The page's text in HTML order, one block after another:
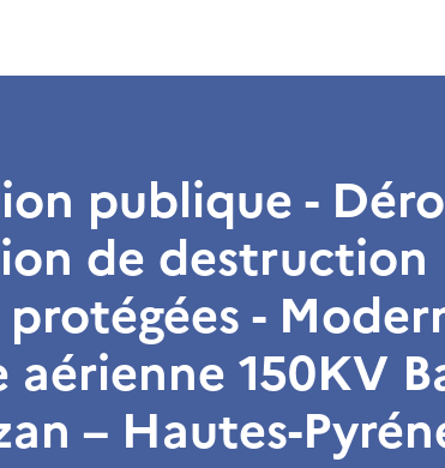
publique -
de destruction
protégées -
aérienne 150KV
– Hautes-